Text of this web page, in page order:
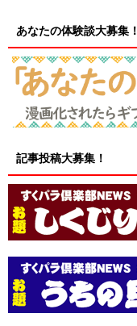
あなたの体験談大募集！
記事投稿大募集！